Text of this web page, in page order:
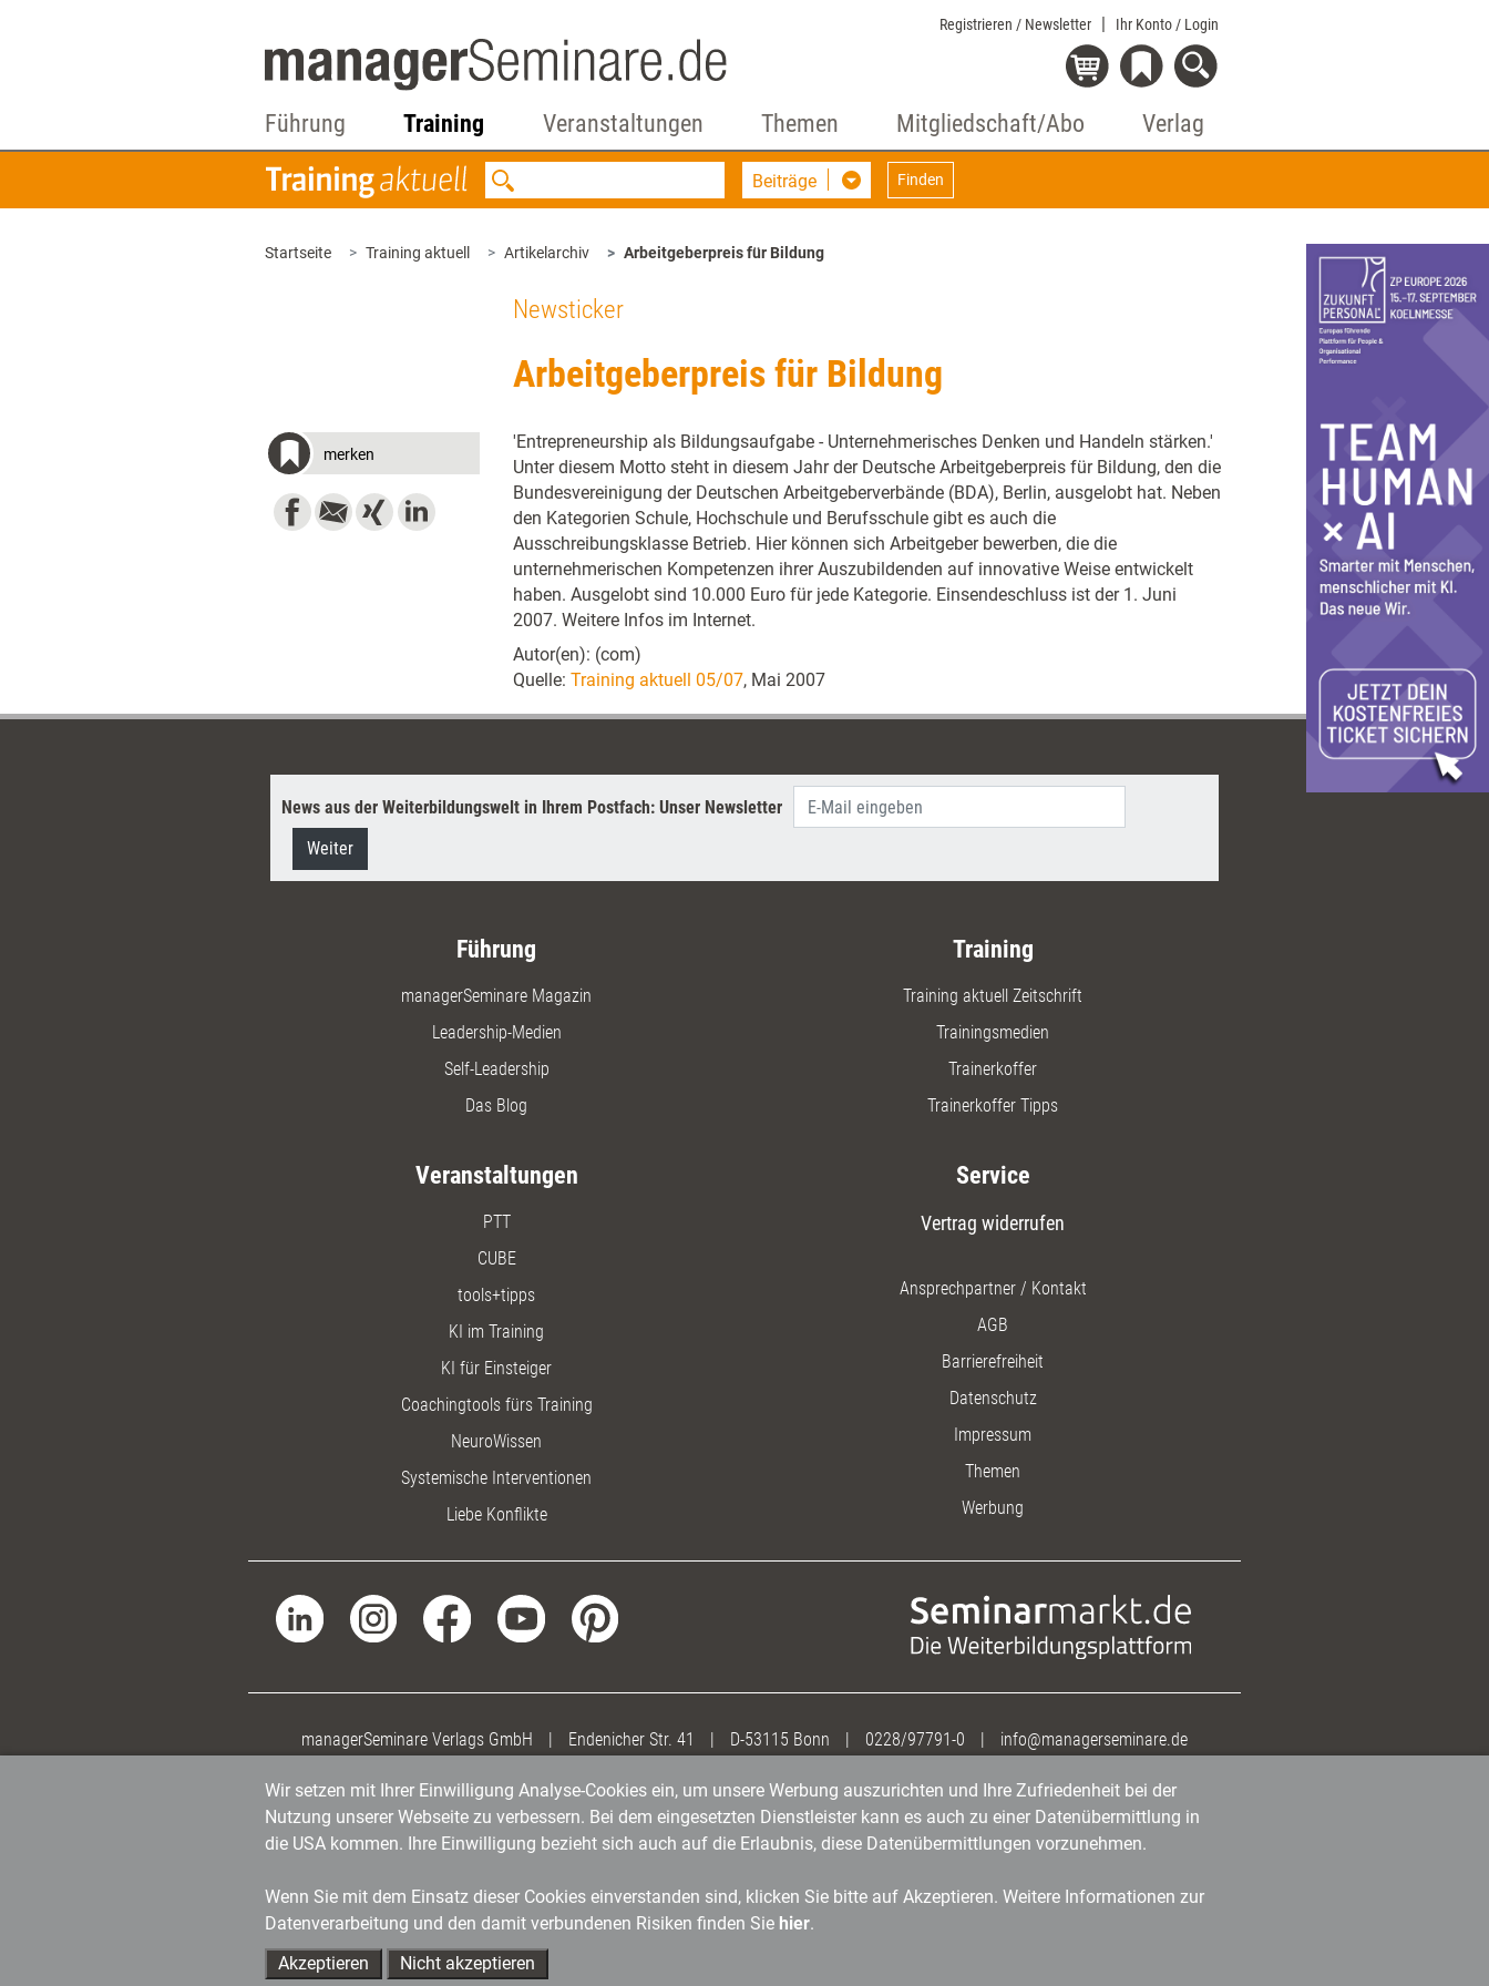
Registrieren / Newsletter Ihr Konto / Login
Führung Training Veranstaltungen Themen Mitgliedschaft/Abo Verlag
Beiträge Finden
Startseite Training aktuell Artikelarchiv Arbeitgeberpreis für Bildung
Newsticker
Arbeitgeberpreis für Bildung
merken
'Entrepreneurship als Bildungsaufgabe - Unternehmerisches Denken und Handeln stärken.'
Unter diesem Motto steht in diesem Jahr der Deutsche Arbeitgeberpreis für Bildung, den die
Bundesvereinigung der Deutschen Arbeitgeberverbände (BDA), Berlin, ausgelobt hat. Neben
den Kategorien Schule, Hochschule und Berufsschule gibt es auch die
Ausschreibungsklasse Betrieb. Hier können sich Arbeitgeber bewerben, die die
unternehmerischen Kompetenzen ihrer Auszubildenden auf innovative Weise entwickelt
haben. Ausgelobt sind 10.000 Euro für jede Kategorie. Einsendeschluss ist der 1. Juni
2007. Weitere Infos im Internet.
Autor(en): (com)
Quelle: Training aktuell 05/07, Mai 2007
News aus der Weiterbildungswelt in Ihrem Postfach: Unser Newsletter
Weiter
Führung
managerSeminare Magazin
Leadership-Medien
Self-Leadership
Das Blog
Training
Training aktuell Zeitschrift
Trainingsmedien
Trainerkoffer
Trainerkoffer Tipps
Veranstaltungen
PTT
CUBE
tools+tipps
KI im Training
KI für Einsteiger
Coachingtools fürs Training
NeuroWissen
Systemische Interventionen
Liebe Konflikte
Service
Vertrag widerrufen
Ansprechpartner / Kontakt
AGB
Barrierefreiheit
Datenschutz
Impressum
Themen
Werbung
managerSeminare Verlags GmbH | Endenicher Str. 41 | D-53115 Bonn | 0228/97791-0 | info@managerseminare.de
Wir setzen mit Ihrer Einwilligung Analyse-Cookies ein, um unsere Werbung auszurichten und Ihre Zufriedenheit bei der
Nutzung unserer Webseite zu verbessern. Bei dem eingesetzten Dienstleister kann es auch zu einer Datenübermittlung in
die USA kommen. Ihre Einwilligung bezieht sich auch auf die Erlaubnis, diese Datenübermittlungen vorzunehmen.
Wenn Sie mit dem Einsatz dieser Cookies einverstanden sind, klicken Sie bitte auf Akzeptieren. Weitere Informationen zur
Datenverarbeitung und den damit verbundenen Risiken finden Sie hier.
Akzeptieren
Nicht akzeptieren